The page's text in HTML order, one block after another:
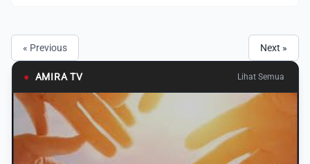
« Previous Next »
● AMIRA TV Lihat Semua